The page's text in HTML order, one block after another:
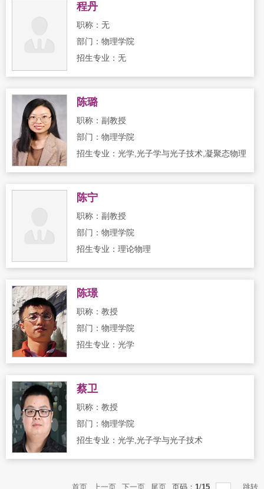
程丹
职称：无
部门：物理学院
招生专业：无
陈璐
职称：副教授
部门：物理学院
招生专业：光学,光子学与光子技术,凝聚态物理
陈宁
职称：副教授
部门：物理学院
招生专业：理论物理
陈璟
职称：教授
部门：物理学院
招生专业：光学
蔡卫
职称：教授
部门：物理学院
招生专业：光学,光子学与光子技术
首页 上一页 下一页 尾页 页码： 1/15 跳转